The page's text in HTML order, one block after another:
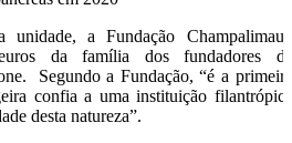
unidade, a Fundação Champalimaud
da família dos fundadores da
Segundo a Fundação, “é a primeira
confia a uma instituição filantrópica
desta natureza”.